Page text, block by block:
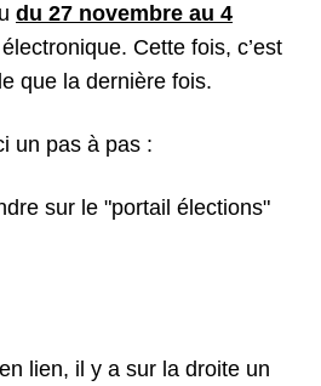
du 27 novembre au 4
Cette fois, c’est
que la dernière fois.
un pas à pas :
sur le "portail élections"
lien, il y a sur la droite un